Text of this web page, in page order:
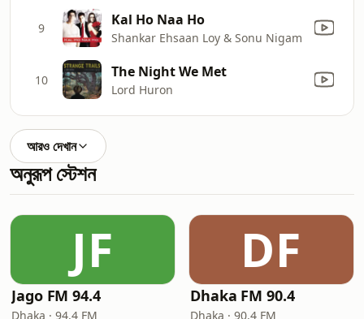
9 Kal Ho Naa Ho
Shankar Ehsaan Loy & Sonu Nigam
10 The Night We Met
Lord Huron
আরও দেখান
অনুরূপ স্টেশন
JF
Jago FM 94.4
Dhaka · 94.4 FM
DF
Dhaka FM 90.4
Dhaka · 90.4 FM